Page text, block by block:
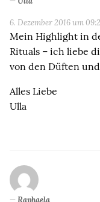
6. Dezember 2016 um
Mein Highlight in
Rituals – ich liebe
von den Düften
Alles Liebe
Ulla